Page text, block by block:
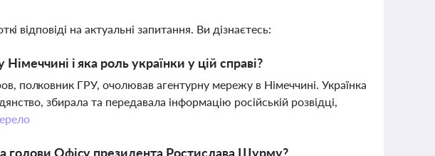
відповіді на актуальні запитання. Ви дізнаєтесь:
і яка роль українки у цій справі?
полковник ГРУ, очолював агентурну мережу в Німеччині. Українка
збирала та передавала інформацію російській розвідці,
голови Офісу президента Ростислава Шурму?